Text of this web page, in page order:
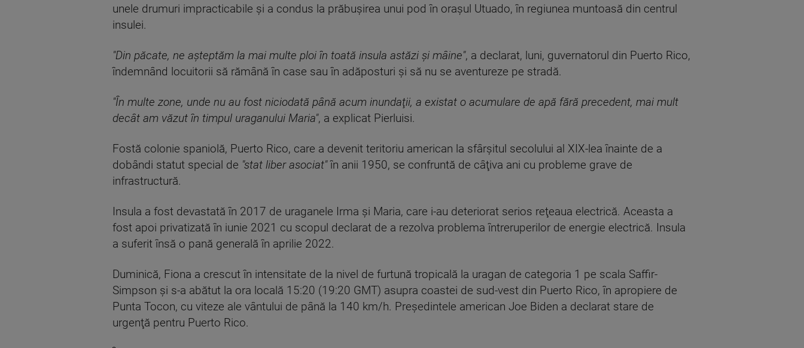
unele drumuri impracticabile şi a condus la prăbuşirea unui pod în oraşul Utuado, în regiunea muntoasă din centrul
insulei.
"Din păcate, ne aşteptăm la mai multe ploi în toată insula astăzi şi mâine", a declarat, luni, guvernatorul din Puerto Rico,
îndemnând locuitorii să rămână în case sau în adăposturi şi să nu se aventureze pe stradă.
"În multe zone, unde nu au fost niciodată până acum inundaţii, a existat o acumulare de apă fără precedent, mai mult
decât am văzut în timpul uraganului Maria", a explicat Pierluisi.
Fostă colonie spaniolă, Puerto Rico, care a devenit teritoriu american la sfârşitul secolului al XIX-lea înainte de a
dobândi statut special de "stat liber asociat"în anii 1950, se confruntă de câţiva ani cu probleme grave de
infrastructură.
Insula a fost devastată în 2017 de uraganele Irma şi Maria, care i-au deteriorat serios reţeaua electrică. Aceasta a
fost apoi privatizată în iunie 2021 cu scopul declarat de a rezolva problema întreruperilor de energie electrică. Insula
a suferit însă o pană generală în aprilie 2022.
Duminică, Fiona a crescut în intensitate de la nivel de furtună tropicală la uragan de categoria 1 pe scala Saffir-
Simpson şi s-a abătut la ora locală 15:20 (19:20 GMT) asupra coastei de sud-vest din Puerto Rico, în apropiere de
Punta Tocon, cu viteze ale vântului de până la 140 km/h. Preşedintele american Joe Biden a declarat stare de
urgenţă pentru Puerto Rico.